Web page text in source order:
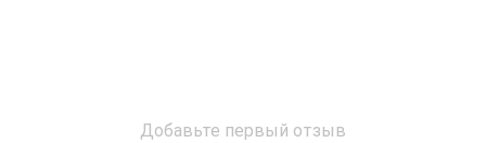
Добавьте первый отзыв